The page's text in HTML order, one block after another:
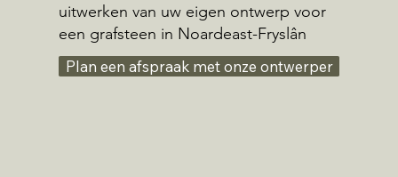
uitwerken van uw eigen ontwerp voor
een grafsteen in Noardeast-Fryslân
Plan een afspraak met onze ontwerper